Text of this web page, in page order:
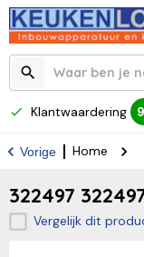
Klantwaardering
Vorige Home
322497
Vergelijk dit